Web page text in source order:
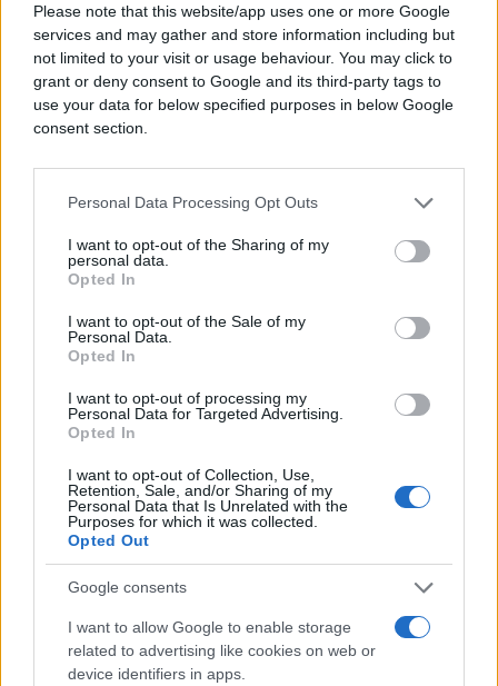
Please note that this website/app uses one or more Google
services and may gather and store information including but
not limited to your visit or usage behaviour. You may click to
grant or deny consent to Google and its third-party tags to
use your data for below specified purposes in below Google
consent section.
Personal Data Processing Opt Outs
I want to opt-out of the Sharing of my
personal data.
Opted In
I want to opt-out of the Sale of my
Personal Data.
Opted In
I want to opt-out of processing my
Personal Data for Targeted Advertising.
Opted In
I want to opt-out of Collection, Use,
Retention, Sale, and/or Sharing of my
Personal Data that Is Unrelated with the
Purposes for which it was collected.
Opted Out
Google consents
I want to allow Google to enable storage
related to advertising like cookies on web or
device identifiers in apps.
#ramazan #iftar